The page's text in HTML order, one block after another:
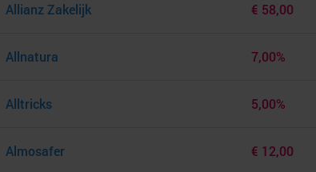
Allianz Zakelijk € 58,00
Allnatura 7,00%
Alltricks 5,00%
Almosafer € 12,00